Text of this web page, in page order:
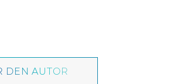
DEN AUTOR